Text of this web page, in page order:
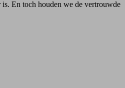
En toch houden we de vertrouwde